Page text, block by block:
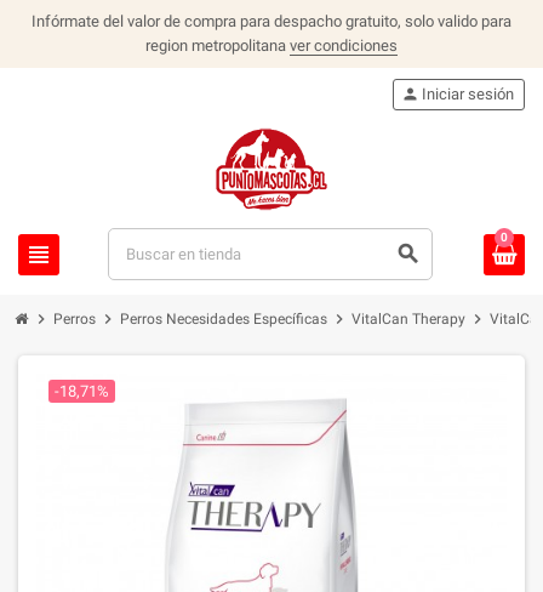
Infórmate del valor de compra para despacho gratuito, solo valido para
region metropolitana ver condiciones
view_headline search
person Iniciar sesión
0
chevron_right Perros chevron_right Perros Necesidades Específicas chevron_right VitalCan Therapy chevron_right
-18,71%